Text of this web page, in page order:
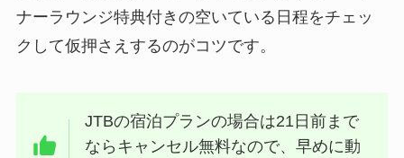
ナーラウンジ特典付きの空いている日程をチェッ
クして仮押さえするのがコツです。
JTBの宿泊プランの場合は21日前まで
ならキャンセル無料なので、早めに動